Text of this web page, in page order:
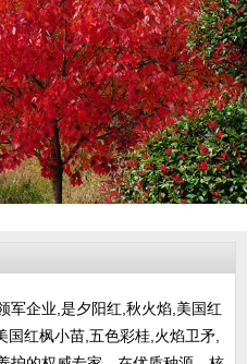
军企业,是夕阳红,秋火焰,美国红
国红枫小苗,五色彩桂,火焰卫矛,